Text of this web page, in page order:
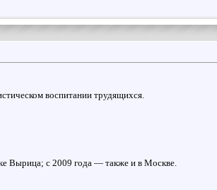
воспитании трудящихся.
Вырица; с 2009 года — также и в Москве.